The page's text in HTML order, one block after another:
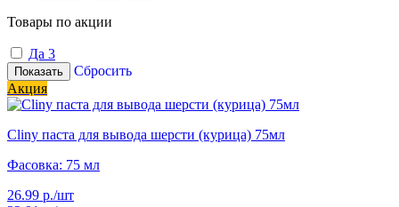
Товары по акции
Да 3
Показать
Сбросить
Акция
Cliny паста для вывода шерсти (курица) 75мл
Фасовка: 75 мл
26.99 р./шт